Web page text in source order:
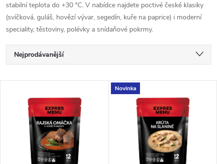
stabilní teplota do +30 °C. V nabídce najdete poctivé české klasiky
(svíčková, guláš, hovězí vývar, segedín, kuře na paprice) i moderní
speciality, těstoviny, polévky a snídaňové pokrmy.
Ř
a
Nejprodávanější
Abecedně
Novinka